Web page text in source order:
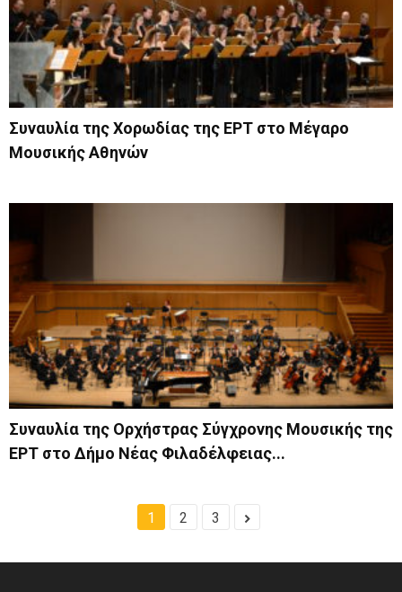
Συναυλία της Χορωδίας της ΕΡΤ στο Μέγαρο
Μουσικής Αθηνών
Συναυλία της Ορχήστρας Σύγχρονης Μουσικής της
ΕΡΤ στο Δήμο Νέας Φιλαδέλφειας...
1 2 3